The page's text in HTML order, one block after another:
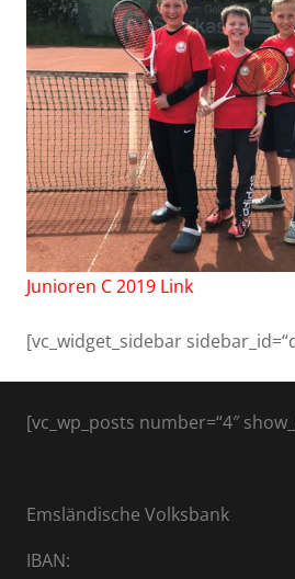
Junioren C 2019 Link
[vc_widget_sidebar
[vc_wp_posts number=“4″
Emsländische Volksbank
IBAN: